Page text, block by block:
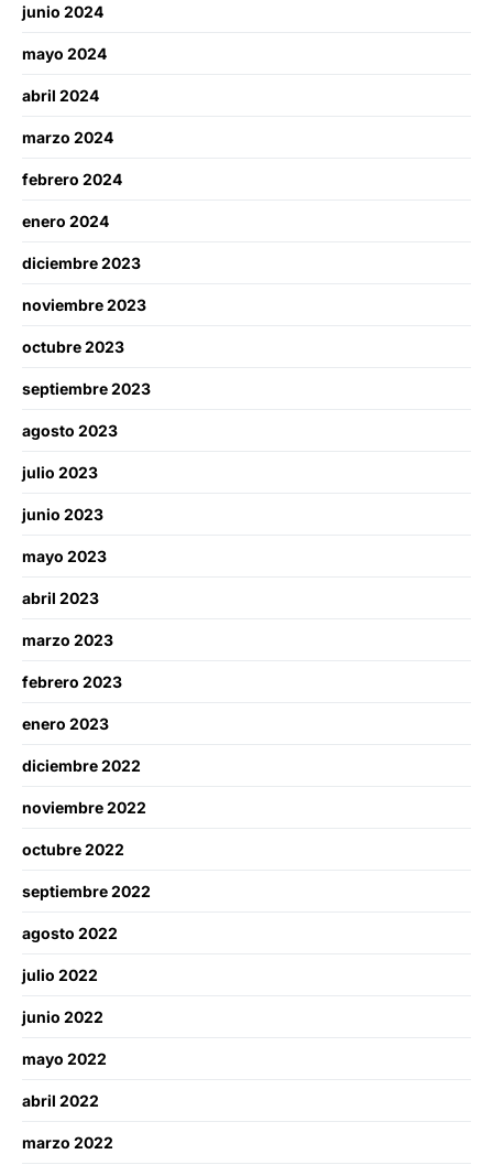
junio 2024
mayo 2024
abril 2024
marzo 2024
febrero 2024
enero 2024
diciembre 2023
noviembre 2023
octubre 2023
septiembre 2023
agosto 2023
julio 2023
junio 2023
mayo 2023
abril 2023
marzo 2023
febrero 2023
enero 2023
diciembre 2022
noviembre 2022
octubre 2022
septiembre 2022
agosto 2022
julio 2022
junio 2022
mayo 2022
abril 2022
marzo 2022